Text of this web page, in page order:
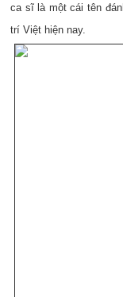
ca sĩ là một cái tên
trí Việt hiện nay.